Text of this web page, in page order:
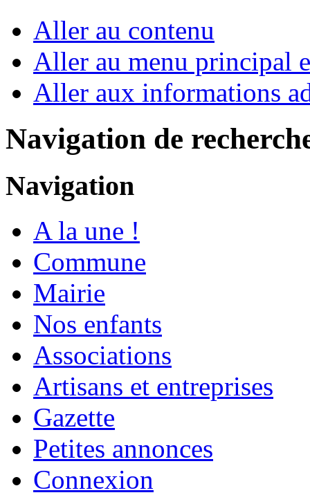
Aller au contenu
Aller au menu principal
Aller aux informations
Navigation de
Navigation
A la une !
Commune
Mairie
Nos enfants
Associations
Artisans et entreprises
Gazette
Petites annonces
Connexion